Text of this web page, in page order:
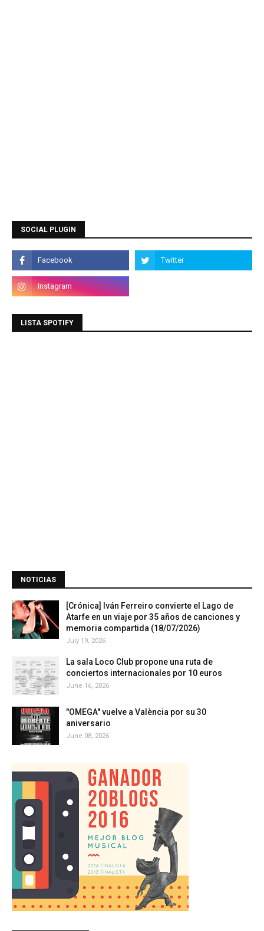
SOCIAL PLUGIN
LISTA SPOTIFY
NOTICIAS
[Crónica] Iván Ferreiro convierte el Lago de
Atarfe en un viaje por 35 años de canciones y
memoria compartida (18/07/2026)
July 19, 2026
La sala Loco Club propone una ruta de
conciertos internacionales por 10 euros
June 16, 2026
"OMEGA" vuelve a València por su 30
aniversario
June 08, 2026